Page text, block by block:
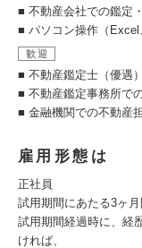
■ 不動産会社での鑑定
■ パソコン操作（
歓迎
■ 不動産鑑定士（優遇）
■ 不動産鑑定事務所で
■ 金融機関での不動産
雇用形態は
正社員
試用期間にあたる3ヶ
試用期間経過時に、経
ければ、